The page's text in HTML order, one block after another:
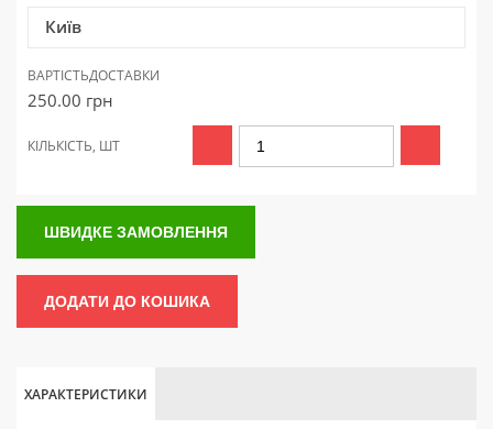
Київ
ВАРТІСТЬДОСТАВКИ
250.00 грн
КІЛЬКІСТЬ, ШТ
ШВИДКЕ ЗАМОВЛЕННЯ
ДОДАТИ ДО КОШИКА
ХАРАКТЕРИСТИКИ